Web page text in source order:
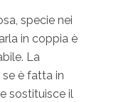
specie nei
in coppia è
La
è fatta in
sostituisce il